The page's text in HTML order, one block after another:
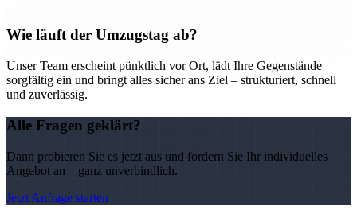
Wie läuft der Umzugstag ab?
Unser Team erscheint pünktlich vor Ort, lädt Ihre Gegenstände
sorgfältig ein und bringt alles sicher ans Ziel – strukturiert, schnell
und zuverlässig.
Alle Fragen geklärt?
Dann probieren Sie es jetzt aus und fordern Sie Ihr individuelles
Angebot an – ganz unverbindlich.
Jetzt Anfrage starten